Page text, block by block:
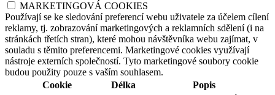
MARKETINGOVÁ COOKIES
Používají se ke sledování preferencí webu uživatele za účelem cílení
reklamy, tj. zobrazování marketingových a reklamních sdělení (i na
stránkách třetích stran), které mohou návštěvníka webu zajímat, v
souladu s těmito preferencemi. Marketingové cookies využívají
nástroje externích společností. Tyto marketingové soubory cookie
budou použity pouze s vaším souhlasem.
Cookie
Délka Popis